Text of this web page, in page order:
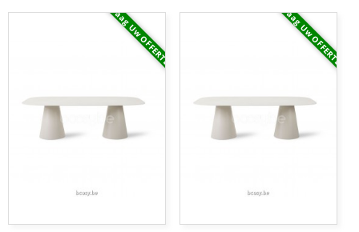
Vraag Uw OFFERTE Vraag Uw OFFERTE